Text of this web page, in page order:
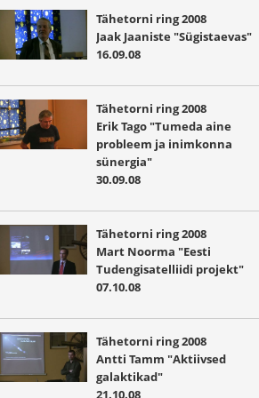
Tähetorni ring 2008
Jaak Jaaniste "Sügistaevas"
16.09.08
Tähetorni ring 2008
Erik Tago "Tumeda aine
probleem ja inimkonna
sünergia"
30.09.08
Tähetorni ring 2008
Mart Noorma "Eesti
Tudengisatelliidi projekt"
07.10.08
Tähetorni ring 2008
Antti Tamm "Aktiivsed
galaktikad"
21.10.08